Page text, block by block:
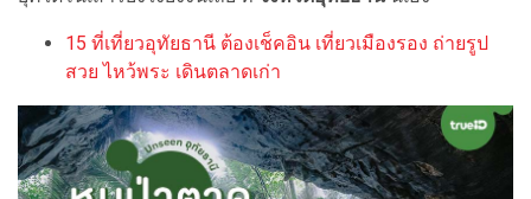
15 ที่เที่ยวอุทัยธานี ต้องเช็คอิน เที่ยวเมืองรอง ถ่ายรูป
สวย ไหว้พระ เดินตลาดเก่า